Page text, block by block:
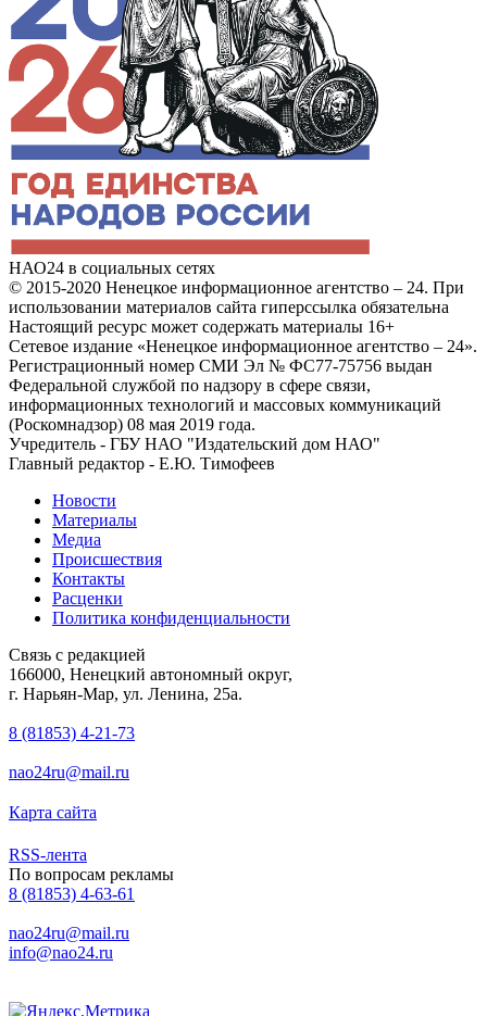
НАО24 в социальных сетях
© 2015-2020 Ненецкое информационное агентство – 24. При
использовании материалов сайта гиперссылка обязательна
Настоящий ресурс может содержать материалы 16+
Сетевое издание «Ненецкое информационное агентство – 24».
Регистрационный номер СМИ Эл № ФС77-75756 выдан
Федеральной службой по надзору в сфере связи,
информационных технологий и массовых коммуникаций
(Роскомнадзор) 08 мая 2019 года.
Учредитель - ГБУ НАО "Издательский дом НАО"
Главный редактор - Е.Ю. Тимофеев
Новости
Материалы
Медиа
Происшествия
Контакты
Расценки
Политика конфиденциальности
Связь с редакцией
166000, Ненецкий автономный округ,
г. Нарьян-Мар, ул. Ленина, 25а.
8 (81853) 4-21-73
nao24ru@mail.ru
Карта сайта
RSS-лента
По вопросам рекламы
8 (81853) 4-63-61
nao24ru@mail.ru
info@nao24.ru